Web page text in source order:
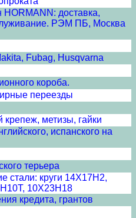
доставка,
РЭМ ПБ, Москва
Fubag, Husqvarna
короба.
переезды
метизы, гайки
испанского на
терьера
стали: круги 14Х17Н2,
10Х23Н18
кредита, грантов